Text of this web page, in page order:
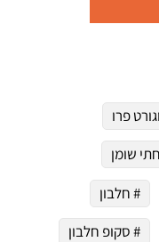
פרו
שומן
# חלבון
# סקופ חלבון